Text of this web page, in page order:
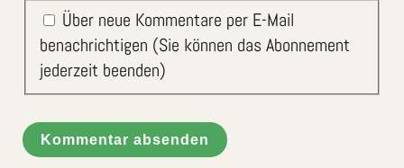
Über neue Kommentare per E-Mail
benachrichtigen (Sie können das Abonnement
jederzeit beenden)
Kommentar absenden